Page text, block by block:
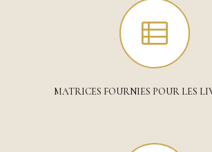
MATRICES FOURNIES POUR LES